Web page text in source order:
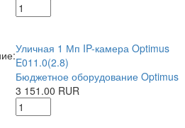
Уличная 1 Мп IP-камера Optimus
E011.0(2.8)
Бюджетное оборудование Optimus
3 151.00 RUR